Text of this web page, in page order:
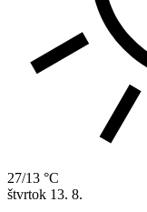
27/13 °C
štvrtok 13. 8.